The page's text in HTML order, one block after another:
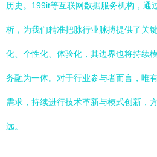
历史。199it等互联网数据服务机构，通
析，为我们精准把脉行业脉搏提供了关
化、个性化、体验化，其边界也将持续
务融为一体。对于行业参与者而言，唯
需求，持续进行技术革新与模式创新，
远。